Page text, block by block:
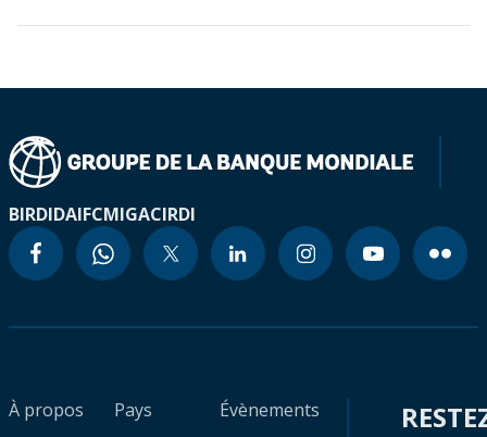
BIRDIDAIFCMIGACIRDI
À propos
Pays
Évènements